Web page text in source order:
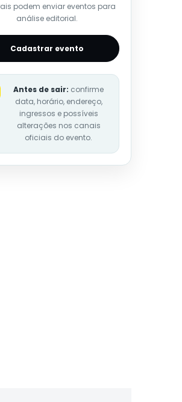
podem enviar eventos para
análise editorial.
Cadastrar evento
Antes de sair: confirme
data, horário, endereço,
ingressos e possíveis
alterações nos canais
oficiais do evento.